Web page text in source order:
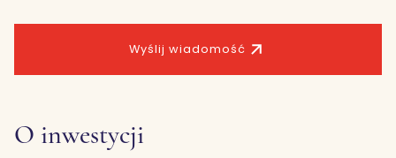
Wyślij wiadomość
O inwestycji